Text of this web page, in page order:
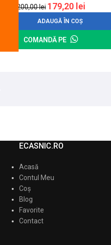
200,00lei 179,20 lei
ADAUGĂ ÎN COȘ
COMANDĂ PE
ECASNIC.RO
Acasă
Contul Meu
Coș
Blog
Favorite
Contact